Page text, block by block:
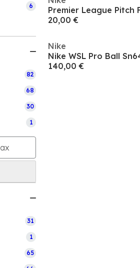
6
82
68
30
1
31
1
65
Premier League Pitch
20,00 €
Nike
Nike WSL Pro Ball
140,00 €